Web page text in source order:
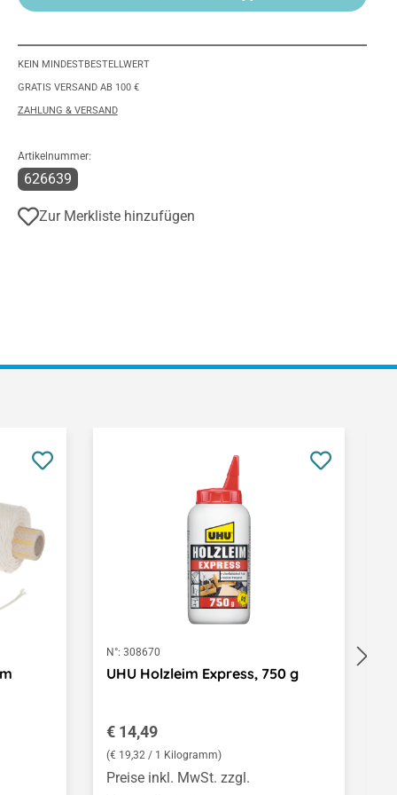
KEIN MINDESTBESTELLWERT
GRATIS VERSAND AB 100 €
ZAHLUNG & VERSAND
Artikelnummer:
626639
Zur Merkliste hinzufügen
N°: 308670
UHU Holzleim Express, 750 g
Regulärer Preis:
€ 14,49
(€ 19,32 / 1 Kilogramm)
Preise inkl. MwSt. zzgl.